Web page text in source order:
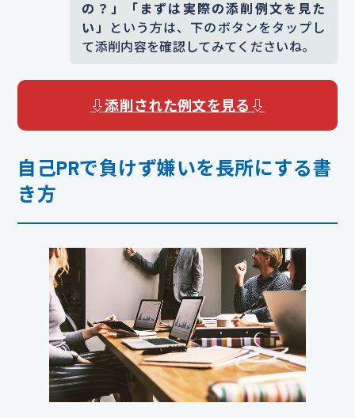
の？」「まずは実際の添削例文を見た
い」
という方は、下のボタンをタップし
て添削内容を確認してみてくださいね。
⇩添削された例文を見る⇩
自己PRで負けず嫌いを長所にする書
き方